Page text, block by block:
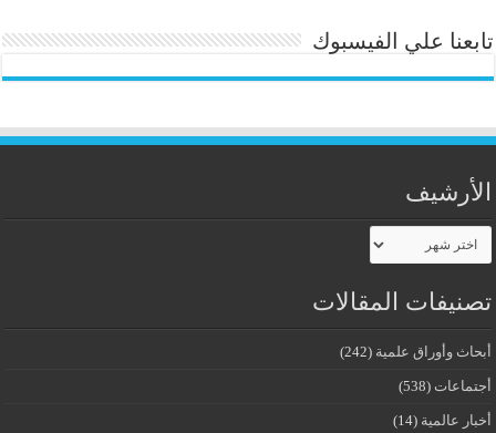
تابعنا علي الفيسبوك
الأرشيف
الأرشيف
تصنيفات المقالات
أبحاث وأوراق علمية (242)
أجتماعات (538)
أخبار عالمية (14)